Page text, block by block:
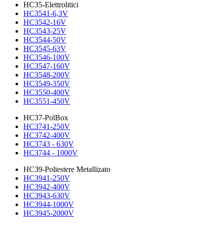
HC35-Elettrolitici
HC3541-6,3V
HC3542-16V
HC3543-25V
HC3544-50V
HC3545-63V
HC3546-100V
HC3547-160V
HC3548-200V
HC3549-350V
HC3550-400V
HC3551-450V
HC37-PolBox
HC3741-250V
HC3742-400V
HC3743 - 630V
HC3744 - 1000V
HC39-Poliestere Metallizato
HC3941-250V
HC3942-400V
HC3943-630V
HC3944-1000V
HC3945-2000V